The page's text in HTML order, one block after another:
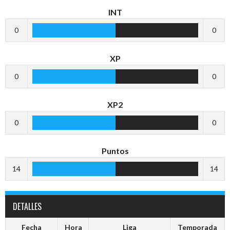
INT
0 0
XP
0 0
XP2
0 0
Puntos
14 14
DETALLES
Fecha Hora Liga Temporada